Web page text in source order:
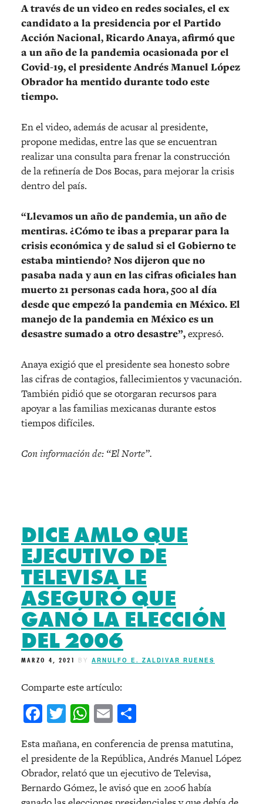
A través de un video en redes sociales, el ex
candidato a la presidencia por el Partido
Acción Nacional, Ricardo Anaya, afirmó que
a un año de la pandemia ocasionada por el
Covid-19, el presidente Andrés Manuel López
Obrador ha mentido durante todo este
tiempo.
En el video, además de acusar al presidente,
propone medidas, entre las que se encuentran
realizar una consulta para frenar la construcción
de la refinería de Dos Bocas, para mejorar la crisis
dentro del país.
“Llevamos un año de pandemia, un año de
mentiras. ¿Cómo te ibas a preparar para la
crisis económica y de salud si el Gobierno te
estaba mintiendo? Nos dijeron que no
pasaba nada y aun en las cifras oficiales han
muerto 21 personas cada hora, 500 al día
desde que empezó la pandemia en México. El
manejo de la pandemia en México es un
desastre sumado a otro desastre”,expresó.
Anaya exigió que el presidente sea honesto sobre
las cifras de contagios, fallecimientos y vacunación.
También pidió que se otorgaran recursos para
apoyar a las familias mexicanas durante estos
tiempos difíciles.
Con información de: “El Norte”.
DICE AMLO QUE
EJECUTIVO DE
TELEVISA LE
ASEGURÓ QUE
GANÓ LA ELECCIÓN
DEL 2006
MARZO 4, 2021 BY ARNULFO E. ZALDIVAR RUENES
Comparte este artículo:
Facebook
Twitter
WhatsApp
Email
Esta mañana, en conferencia de prensa matutina,
el presidente de la República, Andrés Manuel López
Obrador, relató que un ejecutivo de Televisa,
Bernardo Gómez, le avisó que en 2006 había